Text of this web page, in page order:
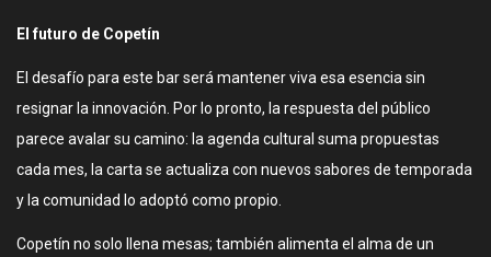
El futuro de Copetín
El desafío para este bar será mantener viva esa esencia sin
resignar la innovación. Por lo pronto, la respuesta del público
parece avalar su camino: la agenda cultural suma propuestas
cada mes, la carta se actualiza con nuevos sabores de temporada
y la comunidad lo adoptó como propio.
Copetín no solo llena mesas; también alimenta el alma de un